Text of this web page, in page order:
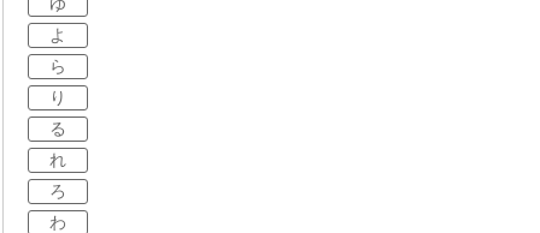
ゆ
よ
ら
り
る
れ
ろ
わ